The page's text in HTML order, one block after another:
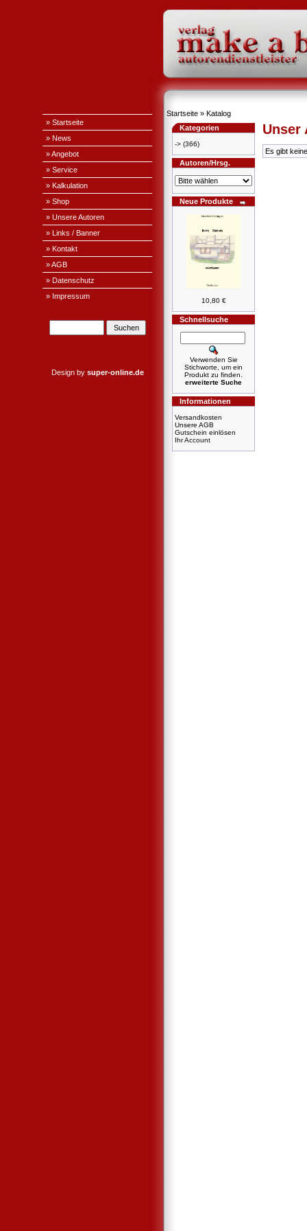
» Startseite
» News
» Angebot
» Service
» Kalkulation
» Shop
» Unsere Autoren
» Links / Banner
» Kontakt
» AGB
» Datenschutz
» Impressum
Design by super-online.de
Startseite » Katalog
Kategorien
-> (366)
Autoren/Hrsg.
Neue Produkte
10,80 €
Schnellsuche
Verwenden Sie
Stichworte, um ein
Produkt zu finden.
erweiterte Suche
Informationen
Versandkosten
Unsere AGB
Gutschein einlösen
Ihr Account
Unser
Es gibt